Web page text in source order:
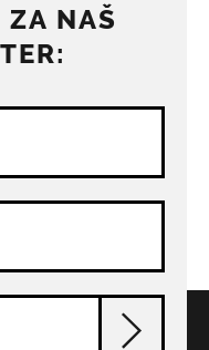
ZA NAŠ